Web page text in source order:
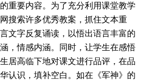
重要内容。为了充分利用课堂教学
搜索许多优秀教案，抓住文本重
文字反复诵读，以悟出语言丰富的
，情感内涵。同时，让学生在感悟
居高临下地对课文进行品评，在品
认识，填补空白。如在《军神》的